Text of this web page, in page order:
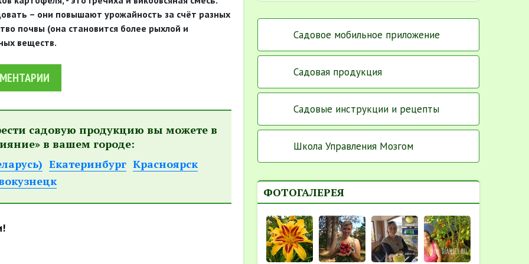
– они повышают урожайность за счёт разных
почвы (она становится более рыхлой и
веществ.
садовую продукцию вы можете в
в вашем городе:
Екатеринбург Красноярск
Садовое мобильное приложение
Садовая продукция
Садовые инструкции и рецепты
Школа Управления Мозгом
ФОТОГАЛЕРЕЯ